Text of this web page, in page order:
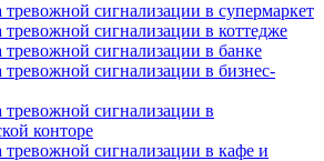
тревожной сигнализации в супермаркет
тревожной сигнализации в коттедже
тревожной сигнализации в банке
тревожной сигнализации в бизнес-
тревожной сигнализации в
конторе
тревожной сигнализации в кафе и